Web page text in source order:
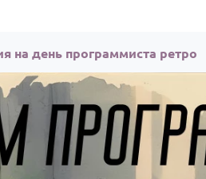
на день программиста ретро